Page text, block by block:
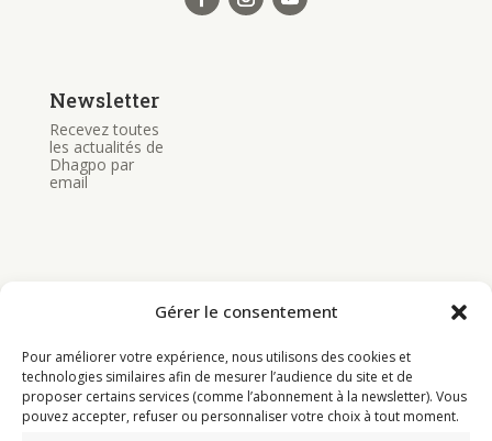
Gérer le consentement
Pour améliorer votre expérience, nous utilisons des cookies et
technologies similaires afin de mesurer l’audience du site et de
proposer certains services (comme l’abonnement à la newsletter). Vous
pouvez accepter, refuser ou personnaliser votre choix à tout moment.
Newsletter
Recevez toutes
les actualités de
Dhagpo par
email
Programme
Actualités